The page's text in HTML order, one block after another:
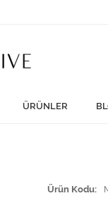
ÜRÜNLER
Ürün Kodu